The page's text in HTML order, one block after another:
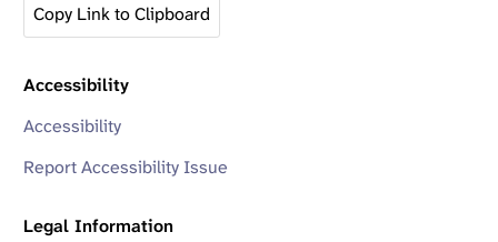
Copy Link to Clipboard
Accessibility
Accessibility
Report Accessibility Issue
Legal Information